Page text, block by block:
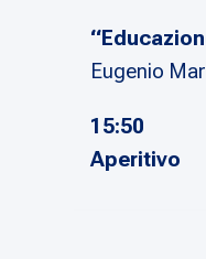
Eugenio
15:50
Aperitivo